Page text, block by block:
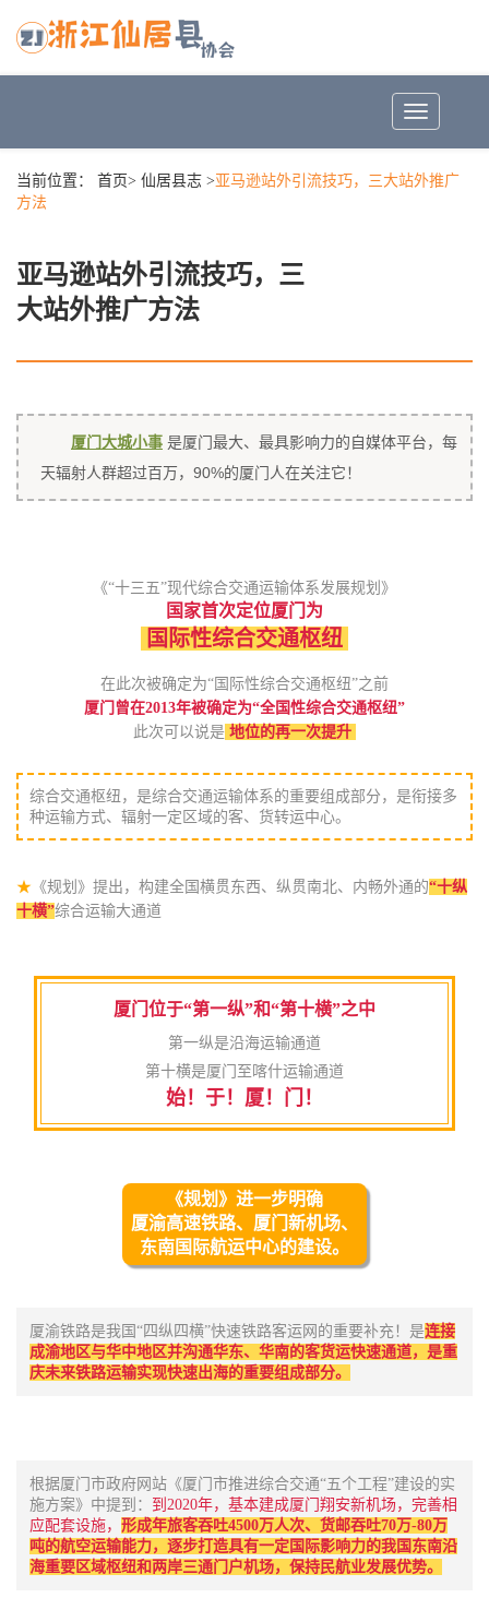
Toggle
navigation
当前位置： 首页> 仙居县志 >亚马逊站外引流技巧，三大站外推广
方法
亚马逊站外引流技巧，三
大站外推广方法
厦门大城小事 是厦门最大、最具影响力的自媒体平台，每
天辐射人群超过百万，90%的厦门人在关注它！
《“十三五”现代综合交通运输体系发展规划》
国家首次定位厦门为
国际性综合交通枢纽
在此次被确定为“国际性综合交通枢纽”之前
厦门曾在2013年被确定为“全国性综合交通枢纽”
此次可以说是 地位的再一次提升
综合交通枢纽，是综合交通运输体系的重要组成部分，是衔接多
种运输方式、辐射一定区域的客、货转运中心。
★ 《规划》提出，构建全国横贯东西、纵贯南北、内畅外通的“十纵
十横”综合运输大通道
厦门位于“第一纵”和“第十横”之中
第一纵是沿海运输通道
第十横是厦门至喀什运输通道
始！于！厦！门！
《规划》进一步明确
厦渝高速铁路、厦门新机场、
东南国际航运中心的建设。
厦渝铁路是我国“四纵四横”快速铁路客运网的重要补充！是连接
成渝地区与华中地区并沟通华东、华南的客货运快速通道，是重
庆未来铁路运输实现快速出海的重要组成部分。
根据厦门市政府网站《厦门市推进综合交通“五个工程”建设的实
施方案》中提到： 到2020年，基本建成厦门翔安新机场，完善相
应配套设施， 形成年旅客吞吐4500万人次、货邮吞吐70万-80万
吨的航空运输能力，逐步打造具有一定国际影响力的我国东南沿
海重要区域枢纽和两岸三通门户机场，保持民航业发展优势。